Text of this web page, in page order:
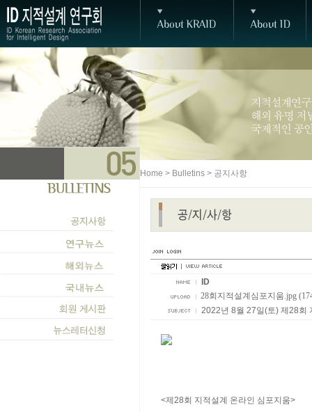
Home > Bulletins > 공지사항
ID
28회지적설계심포지움.jpg
2022년 8월 27일(토) 제28회
<제28회 지적설계 온라인 심포지움>